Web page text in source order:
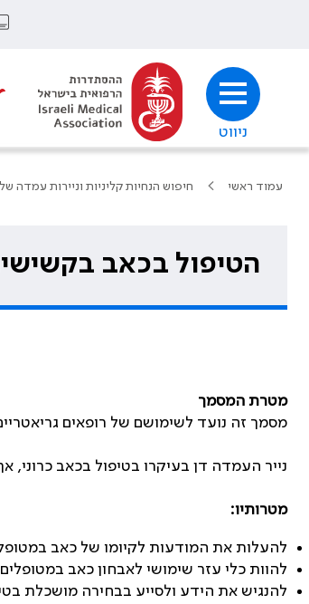
ניווט
עמוד ראשי חיפוש הנחיות קליניות וניירות עמדה
הטיפול בכאב
מטרת המסמך
מסמך זה נועד לשימושם של רופאים
נייר העמדה דן בעיקרו בטיפול בכאב כרוני,
מטרותיו:‏
‏להעלות את המודעות לקיומו של כאב
‏להוות כלי עזר שימושי לאבחון כאב
‏להנגיש את הידע ולסייע בבחירה מושכלת